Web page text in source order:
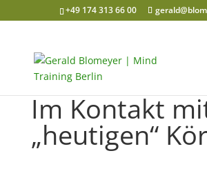
+49 174 313 66 00
Im Kontakt
„heutigen“